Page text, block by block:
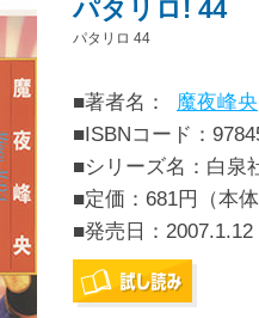
パタリロ! 44
パタリロ 44
■著者名：
魔夜峰央
■ISBNコード：
■シリーズ名：白泉
■定価：681円（本
■発売日： 2007.1.12